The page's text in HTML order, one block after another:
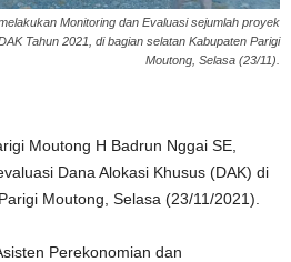
Monitoring dan Evaluasi sejumlah proyek
Tahun 2021, di bagian selatan Kabupaten Parigi
Moutong, Selasa (23/11).
Moutong H Badrun Nggai SE,
Dana Alokasi Khusus (DAK) di
Moutong, Selasa (23/11/2021).
Perekonomian dan